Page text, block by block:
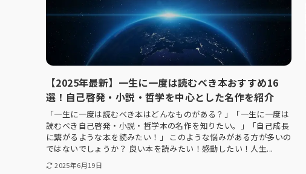
【2025年最新】一生に一度は読むべき本おすすめ16
選！自己啓発・小説・哲学を中心とした名作を紹介
「一生に一度は読むべき本はどんなものがある？」「一生に一度は
読むべき自己啓発・小説・哲学本の名作を知りたい。」「自己成長
に繋がるような本を読みたい！」 このような悩みがある方が多いの
ではないでしょうか？ 良い本を読みたい！感動したい！人生...
2025年6月19日